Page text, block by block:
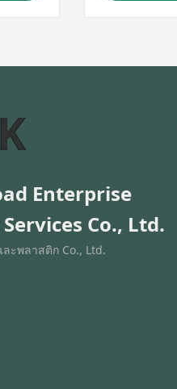
Enterprise
Co., Ltd.
ะพลาสติก Co., Ltd.